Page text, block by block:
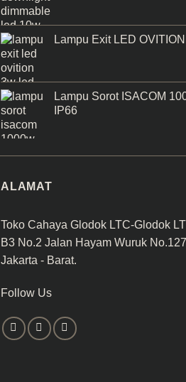
Lampu Exit LED
Lampu Sorot ISACOM
IP66
ALAMAT
Toko Cahaya Glodok LTC-Glodok
B3 No.2 Jalan Hayam Wuruk
Jakarta - Barat.
Follow Us